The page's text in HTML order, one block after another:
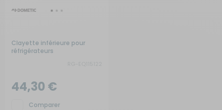
Clayette inférieure pour
réfrigérateurs
44,30 €
Comparer